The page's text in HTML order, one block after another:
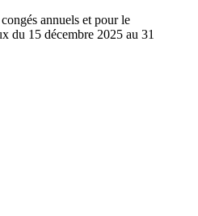
annuels et pour le
du 15 décembre 2025 au 31